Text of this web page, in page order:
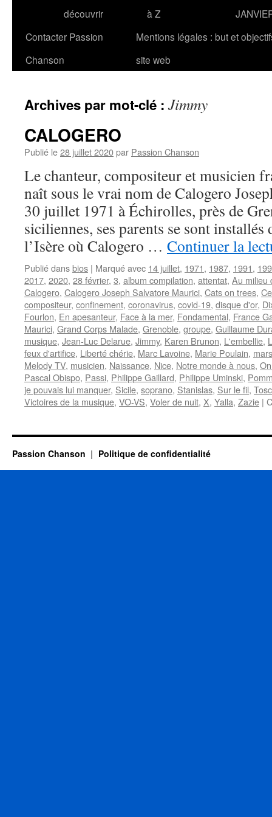
découvrir
à Z
Contacter Passion
Chanson
Mentions légales : but et
site web
Archives par mot-clé : Jimmy
CALOGERO
Publié le28 juillet 2020par Passion Chanson
Le chanteur, compositeur et musicien
naît sous le vrai nom de Calogero
30 juillet 1971 à Échirolles, près de
siciliennes, ses parents se sont installés
l’Isère où Calogero … Continuer la
Publié dansbios | Marqué avec 14 juillet, 1971, 1987, 1991,
2017, 2020, 28 février, 3, album compilation, attentat, Au milieu
Calogero, Calogero Joseph Salvatore Maurici, Cats on trees,
compositeur, confinement, coronavirus, covid-19, disque d'or,
Fourlon, En apesanteur, Face à la mer, Fondamental, France
Maurici, Grand Corps Malade, Grenoble, groupe, Guillaume
musique, Jean-Luc Delarue, Jimmy, Karen Brunon, L'embellie,
feux d'artifice, Liberté chérie, Marc Lavoine, Marie Poulain,
Melody TV, musicien, Naissance, Nice, Notre monde à nous,
Pascal Obispo, Passi, Philippe Gaillard, Philippe Uminski,
je pouvais lui manquer, Sicile, soprano, Stanislas, Sur le fil,
Victoires de la musique, VO-VS, Voler de nuit, X, Yalla, Zazie |
Passion Chanson Politique de confidentialité